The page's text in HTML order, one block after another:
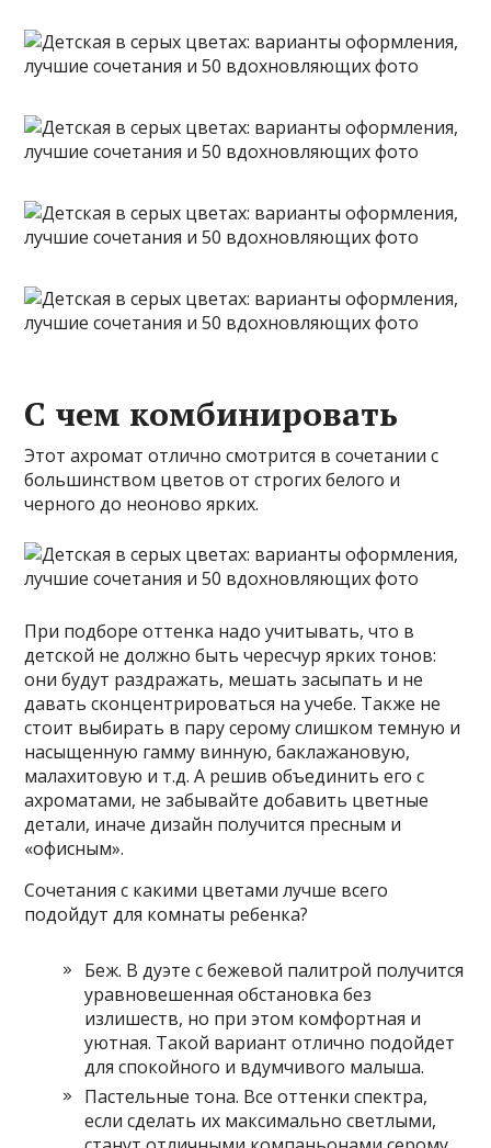
С чем комбинировать
Этот ахромат отлично смотрится в сочетании с
большинством цветов от строгих белого и
черного до неоново ярких.
При подборе оттенка надо учитывать, что в
детской не должно быть чересчур ярких тонов:
они будут раздражать, мешать засыпать и не
давать сконцентрироваться на учебе. Также не
стоит выбирать в пару серому слишком темную и
насыщенную гамму винную, баклажановую,
малахитовую и т.д. А решив объединить его с
ахроматами, не забывайте добавить цветные
детали, иначе дизайн получится пресным и
«офисным».
Сочетания с какими цветами лучше всего
подойдут для комнаты ребенка?
Беж. В дуэте с бежевой палитрой получится
уравновешенная обстановка без
излишеств, но при этом комфортная и
уютная. Такой вариант отлично подойдет
для спокойного и вдумчивого малыша.
Пастельные тона. Все оттенки спектра,
если сделать их максимально светлыми,